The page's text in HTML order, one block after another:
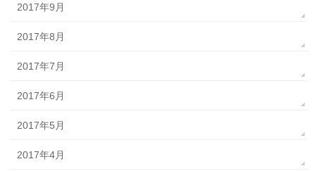
2017年9月
2017年8月
2017年7月
2017年6月
2017年5月
2017年4月